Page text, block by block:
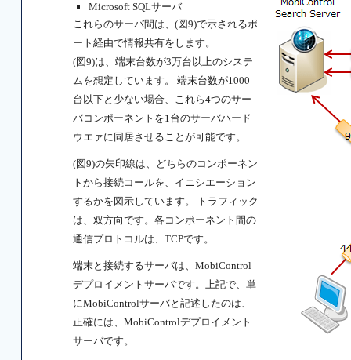
Microsoft SQLサーバ
これらのサーバ間は、(図9)で示されるポ
ート経由で情報共有をします。
(図9)は、端末台数が3万台以上のシステ
ムを想定しています。 端末台数が1000
台以下と少ない場合、これら4つのサー
バコンポーネントを1台のサーバハード
ウエァに同居させることが可能です。
(図9)の矢印線は、どちらのコンポーネン
トから接続コールを、イニシエーション
するかを図示しています。 トラフィック
は、双方向です。各コンポーネント間の
通信プロトコルは、TCPです。
端末と接続するサーバは、MobiControl
デプロイメントサーバです。上記で、単
にMobiControlサーバと記述したのは、
正確には、MobiControlデプロイメント
サーバです。